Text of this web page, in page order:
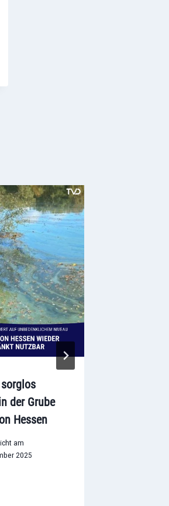
der Grube
Hessen
am
2025